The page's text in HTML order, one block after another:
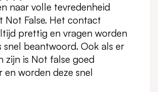
naar volle tevredenheid
Not False. Het contact
prettig en vragen worden
snel beantwoord. Ook als er
zijn is Not false goed
en worden deze snel